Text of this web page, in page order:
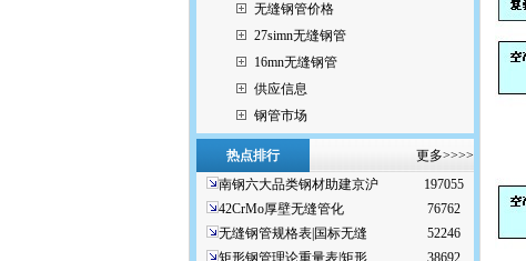
无缝钢管价格
27simn无缝钢管
16mn无缝钢管
供应信息
钢管市场
热点排行
更多>>>>
南钢六大品类钢材助建京沪
197055
42CrMo厚壁无缝管化
76762
无缝钢管规格表|国标无缝
52246
矩形钢管理论重量表|矩形
38692